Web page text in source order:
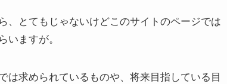
、とてもじゃないけどこのサイトのページでは
いますが。
は求められているものや、将来目指している目